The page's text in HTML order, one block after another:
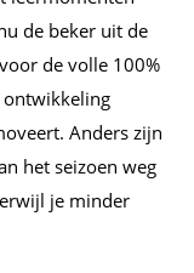
de beker uit de
de volle 100%
Anders zijn
het seizoen weg
je minder